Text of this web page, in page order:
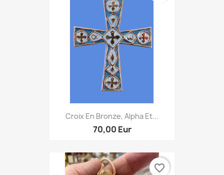
Croix En Bronze, Alpha Et...
70,00 Eur
favorite_border